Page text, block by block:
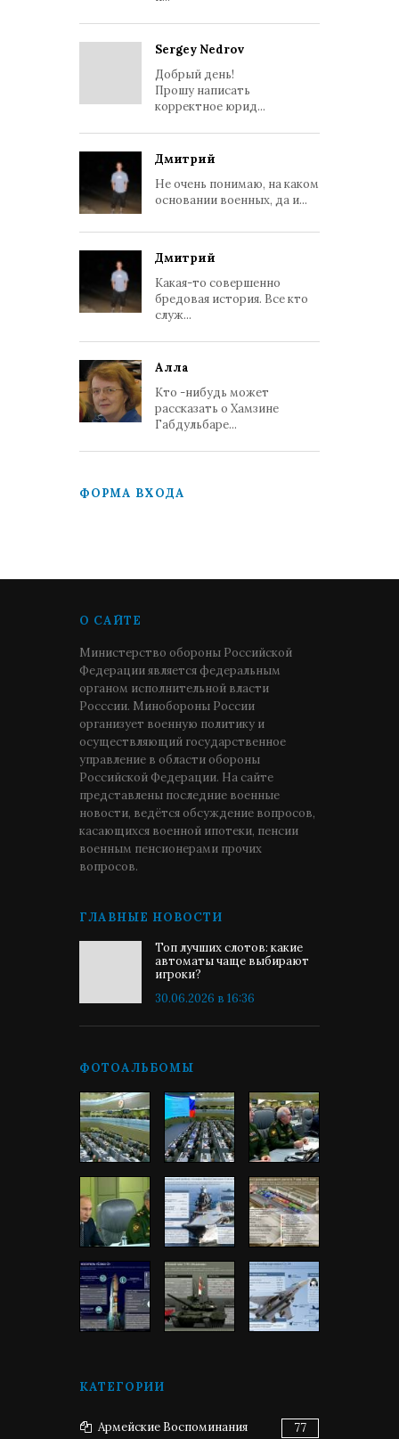
Sergey Nedrov
Добрый день!
Прошу написать
корректное юрид...
Дмитрий
Не очень понимаю, на каком
основании военных, да и...
Дмитрий
Какая-то совершенно
бредовая история. Все кто
служ...
Алла
Кто -нибудь может
рассказать о Хамзине
Габдульбаре...
ФОРМА ВХОДА
О САЙТЕ
Министерство обороны Российской
Федерации является федеральным
органом исполнительной власти
Росссии. Минобороны России
организует военную политику и
осуществляющий государственное
управление в области обороны
Российской Федерации. На сайте
представлены последние военные
новости, ведётся обсуждение вопросов,
касающихся военной ипотеки, пенсии
военным пенсионерами прочих
вопросов.
ГЛАВНЫЕ НОВОСТИ
Топ лучших слотов: какие
автоматы чаще выбирают
игроки?
30.06.2026 в 16:36
ФОТОАЛЬБОМЫ
КАТЕГОРИИ
Армейские Воспоминания 77